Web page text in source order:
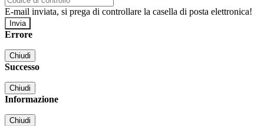
E-mail inviata, si prega di controllare la casella di posta elettronica!
Errore
Chiudi
Successo
Chiudi
Informazione
Chiudi